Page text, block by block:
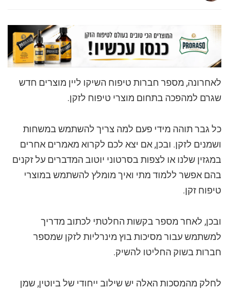
לאחרונה, מספר חברות טיפוח השיקו ליין מוצרים חדש
שגרם למהפכה בתחום מוצרי טיפוח לזקן.
כל גבר תוהה מידי פעם למה צריך להשתמש במשחות
ושמנים לזקן. ובכן, אם יצא לכם לקרוא מאמרים אחרים
במגזין שלנו או לצפות בסרטוני יוטוב המדברים על זקנים
בהם אפשר ללמוד מתי ואיך מומלץ להשתמש במוצרי
טיפוח זקן.
ובכן, לאחר מספר בקשות החלטתי לכתוב מדריך
למשתמש עבור מסיכות בוץ מינרליות לזקן שמספר
חברות בשוק החליטו להשיק.
לחלק מהמסכות האלה יש שילוב ייחודי של ביוטין, שמן